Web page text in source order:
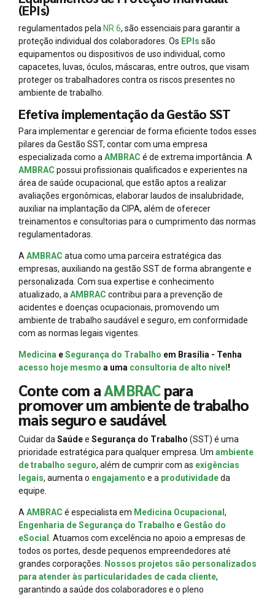
(EPIs)
regulamentados pela NR 6, são essenciais para garantir a
proteção individual dos colaboradores. Os EPIs são
equipamentos ou dispositivos de uso individual, como
capacetes, luvas, óculos, máscaras, entre outros, que visam
proteger os trabalhadores contra os riscos presentes no
ambiente de trabalho.
Efetiva implementação da Gestão SST
Para implementar e gerenciar de forma eficiente todos esses
pilares da Gestão SST, contar com uma empresa
especializada como a AMBRAC é de extrema importância. A
AMBRAC possui profissionais qualificados e experientes na
área de saúde ocupacional, que estão aptos a realizar
avaliações ergonômicas, elaborar laudos de insalubridade,
auxiliar na implantação da CIPA, além de oferecer
treinamentos e consultorias para o cumprimento das normas
regulamentadoras.
A AMBRAC atua como uma parceira estratégica das
empresas, auxiliando na gestão SST de forma abrangente e
personalizada. Com sua expertise e conhecimento
atualizado, a AMBRAC contribui para a prevenção de
acidentes e doenças ocupacionais, promovendo um
ambiente de trabalho saudável e seguro, em conformidade
com as normas legais vigentes.
Medicina eSegurança do Trabalho em Brasília - Tenha
acesso hoje mesmo a uma consultoria de alto nível !
Conte com aAMBRACpara
promover um ambiente de trabalho
mais seguro e saudável
Cuidar da Saúdee Segurança do Trabalho (SST) é uma
prioridade estratégica para qualquer empresa. Um ambiente
de trabalho seguro, além de cumprir com as exigências
legais, aumenta o engajamento e a produtividadeda
equipe.
A AMBRAC é especialista em Medicina Ocupacional ,
Engenharia de Segurança do Trabalho e Gestão do
eSocial
. Atuamos com excelência no apoio a empresas de
todos os portes, desde pequenos empreendedores até
grandes corporações.
Nossos projetos são personalizados
para atender às particularidades de cada cliente,
garantindo a saúde dos colaboradores e o pleno